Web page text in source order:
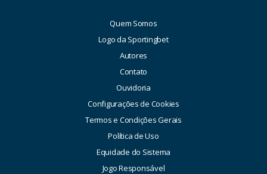
Quem Somos
Logo da Sportingbet
Autores
Contato
Ouvidoria
Configurações de Cookies
Termos e Condições Gerais
Política de Uso
Equidade do Sistema
Jogo Responsável